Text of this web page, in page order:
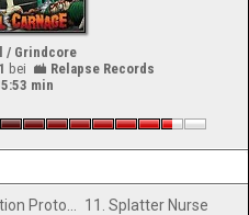
/ Grindcore
bei
Relapse Records
min
11. Splatter Nurse